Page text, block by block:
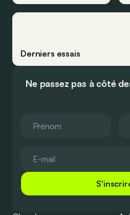
Derniers essais
Ne passez pas à côté